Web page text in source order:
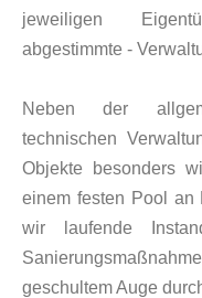
jeweiligen
abgestimmte -
Neben der
technischen
Objekte besonders
einem festen Pool an
wir laufende
geschultem Auge